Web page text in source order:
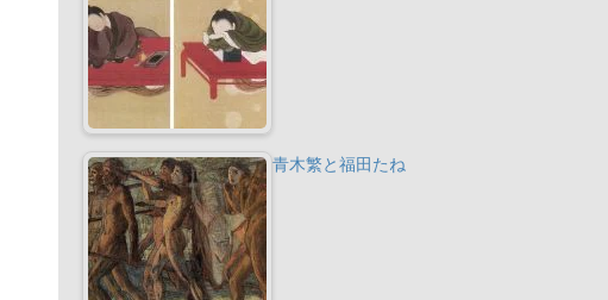
青木繁と福田たね